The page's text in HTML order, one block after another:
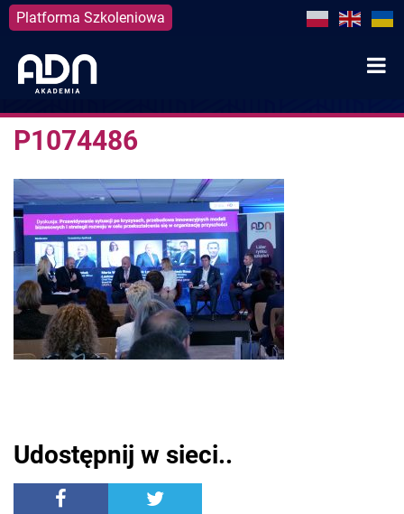
Platforma Szkoleniowa
content
P1074486
Udostępnij w sieci..